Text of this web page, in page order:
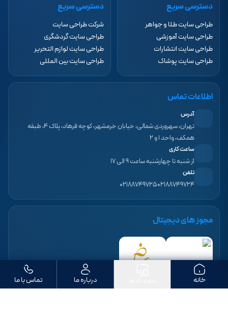
دسترسی سریع
طراحی سایت طلا و جواهر
طراحی سایت آموزشی
طراحی سایت انتشارات
طراحی سایت پوشاک
دسترسی سریع
شرکت طراحی سایت
طراحی سایت گردشگری
طراحی سایت لوازم التحریر
طراحی سایت بین المللی
اطلاعات تماس
آدرس
تهران، سهروردی شمالی، خیابان خرمشهر، کوچه فرهاد، پلاک ۴، طبقه
همکف، واحد ۱ و ۲
ساعت کاری
از شنبه تا چهارشنبه ساعت ۹ الی ۱۷
تلفن
۰۲۱۸۸۷۴۹۷۲۴۰۲۱۸۸۷۴۹۷۲۵
مجوز های دیجیتال
خانه درباره ما تماس با ما